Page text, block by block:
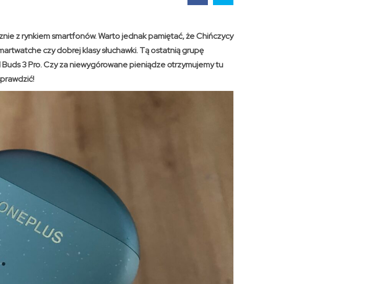
z rynkiem smartfonów. Warto jednak pamiętać, że Chińczycy
czy dobrej klasy słuchawki. Tą ostatnią grupę
3 Pro. Czy za niewygórowane pieniądze otrzymujemy tu